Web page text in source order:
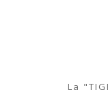
La